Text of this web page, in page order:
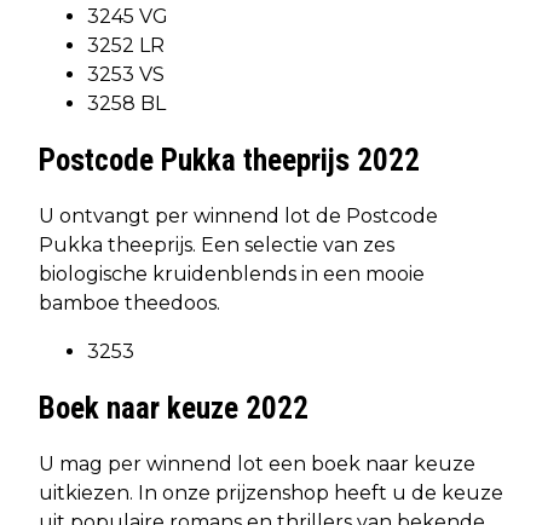
3245 VG
3252 LR
3253 VS
3258 BL
Postcode Pukka theeprijs 2022
U ontvangt per winnend lot de Postcode
Pukka theeprijs. Een selectie van zes
biologische kruidenblends in een mooie
bamboe theedoos.
3253
Boek naar keuze 2022
U mag per winnend lot een boek naar keuze
uitkiezen. In onze prijzenshop heeft u de keuze